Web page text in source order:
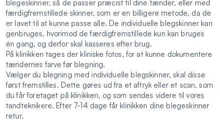
blegeskinner, så de passer præcist til dine tænder, eller med
færdigfremstillede skinner, som er en billigere metode, da de
er lavet til at kunne passe alle. De individuelle blegskinner kan
genbruges, hvorimod de færdigfremstillede kun kan bruges
én gang, og derfor skal kasseres efter brug.
På klinikken tages der kliniske fotos, for at kunne dokumentere
tændernes farve før blegning.
Vælger du blegning med individuelle blegskinner, skal disse
først fremstilles. Dette gøres ud fra et aftryk eller et scan, som
du får foretaget på klinikken, og som sendes videre til vores
tandteknikere. Efter 7-14 dage får klinikken dine blegeskinner
retur.